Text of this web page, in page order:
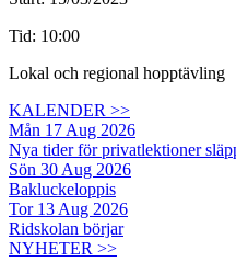
Tid: 10:00
Lokal och regional hopptävling
KALENDER >>
Mån 17 Aug 2026
Nya tider för privatlektioner
Sön 30 Aug 2026
Bakluckeloppis
Tor 13 Aug 2026
Ridskolan börjar
NYHETER >>